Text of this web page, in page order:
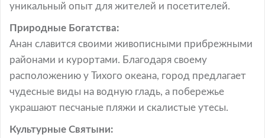
уникальный опыт для жителей и посетителей.
Природные Богатства:
Анан славится своими живописными прибрежными
районами и курортами. Благодаря своему
расположению у Тихого океана, город предлагает
чудесные виды на водную гладь, а побережье
украшают песчаные пляжи и скалистые утесы.
Культурные Святыни: